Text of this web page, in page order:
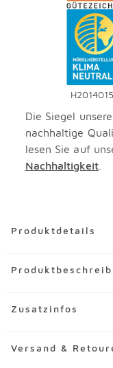
Die Siegel
nachhaltige
lesen Sie auf
Nachhaltigkeit.
Produktdetails
Artikel Ecksofa Pisa
Merkmale
Das Ecksofa Pisa
Eckcouch einen
Zusatzinfos
Flachgewebe sind
Versand &